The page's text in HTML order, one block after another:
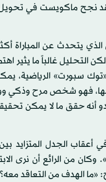
نجح ماكويست في تحويل
يتحدث عن المباراة
التحليل غالباً ما يثير
سبورت» الرياضية،
فهو شخص مرح وذكي
حقق ما لا يمكن
أعقاب الجدل
وكان من الرائع أن نرى
«ما الهدف من التعاقد